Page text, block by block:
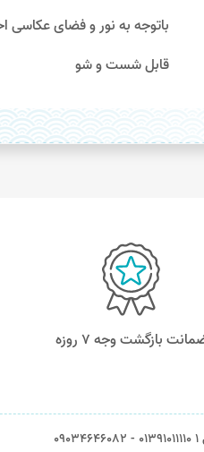
باتوجه به نور و فضای عکاسی احتمال 10% اختلاف
قابل شست و شو
بازگشت وجه ۷ روزه